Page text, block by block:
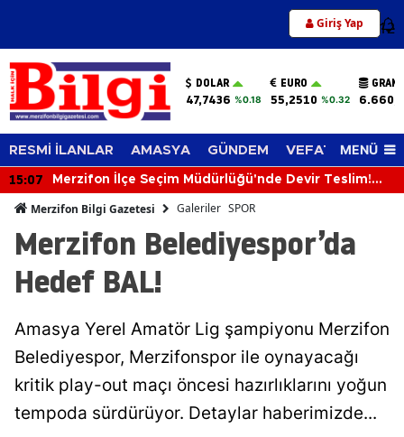
Giriş Yap 12
DOLAR
47,7436 %0.18
EURO
55,2510 %0.32
RESMİ İLANLAR AMASYA GÜNDEM VEFAT EDENLER
MENÜ
15:07
Merzifon İlçe Seçim Müdürlüğü'nde Devir Teslim!
Merzifon Bilgi Gazetesi Galeriler SPOR
Merzifon Belediyespor’da
Hedef BAL!
Amasya Yerel Amatör Lig şampiyonu Merzifon
Belediyespor, Merzifonspor ile oynayacağı
kritik play-out maçı öncesi hazırlıklarını yoğun
tempoda sürdürüyor. Detaylar haberimizde...